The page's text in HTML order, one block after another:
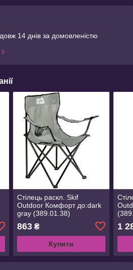
14 днів за домовленістю
Стілець раскл. Skif
Outdoor Комфорт до:dark
gray (389.01.38)
863₴
Купити
1